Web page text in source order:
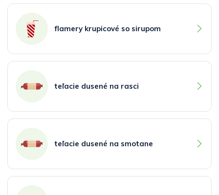
flamery krupicové so sirupom
teľacie dusené na rasci
teľacie dusené na smotane